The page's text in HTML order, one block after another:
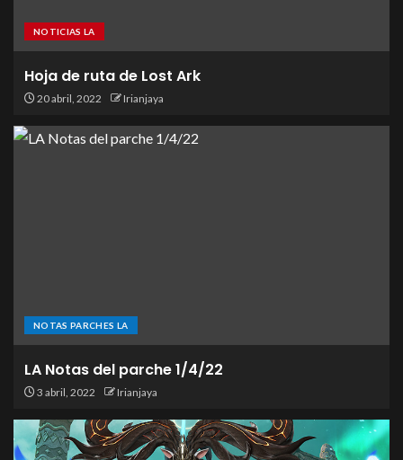
NOTICIAS LA
Hoja de ruta de Lost Ark
20 abril, 2022 Irianjaya
NOTAS PARCHES LA
LA Notas del parche 1/4/22
3 abril, 2022 Irianjaya